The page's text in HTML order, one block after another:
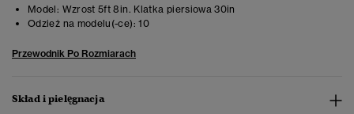
Model: Wzrost 5ft 8in. Klatka piersiowa 30in
Odzież na modelu(-ce): 10
Przewodnik Po Rozmiarach
Skład i pielęgnacja